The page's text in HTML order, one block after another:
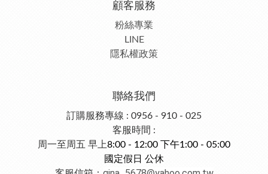
顧客服務
粉絲專業
LINE
隱私權政策
聯絡我們
訂購服務專線 : 0956 - 910 - 025
客服時間 :
周一至周五 早上8:00 - 12:00 下午1:00 - 05:00
國定假日 公休